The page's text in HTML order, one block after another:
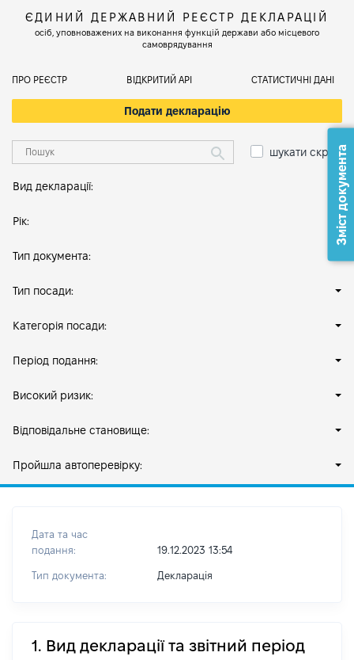
ЄДИНИЙ ДЕРЖАВНИЙ РЕЄСТР ДЕКЛАРАЦІЙ
осіб, уповноважених на виконання функцій держави або місцевого
самоврядування
ПРО РЕЄСТР ВІДКРИТИЙ АРІ СТАТИСТИЧНІ ДАНІ
Подати декларацію
шукати скрізь
Вид декларації:
Рік:
Тип документа:
Тип посади:
Категорія посади:
Період подання:
Високий ризик:
Відповідальне становище:
Пройшла автоперевірку:
Дата та час
подання:
19.12.2023 13:54
Тип документа: Декларація
1. Вид декларації та звітний період
Зміст документа